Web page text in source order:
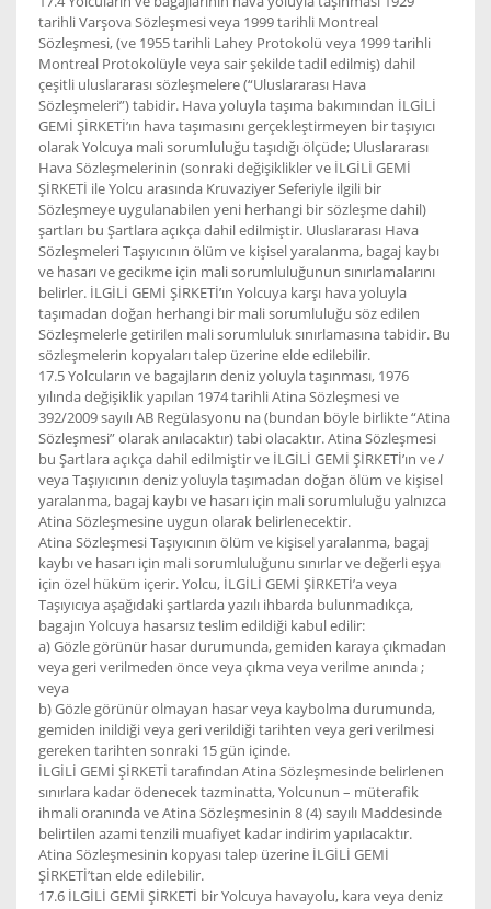
tarihli Varşova Sözleşmesi veya 1999 tarihli Montreal
Sözleşmesi, (ve 1955 tarihli Lahey Protokolü veya 1999 tarihli
Montreal Protokolüyle veya sair şekilde tadil edilmiş) dahil
çeşitli uluslararası sözleşmelere (“Uluslararası Hava
Sözleşmeleri”) tabidir. Hava yoluyla taşıma bakımından İLGİLİ
GEMİ ŞİRKETİ’ın hava taşımasını gerçekleştirmeyen bir taşıyıcı
olarak Yolcuya mali sorumluluğu taşıdığı ölçüde; Uluslararası
Hava Sözleşmelerinin (sonraki değişiklikler ve İLGİLİ GEMİ
ŞİRKETİ ile Yolcu arasında Kruvaziyer Seferiyle ilgili bir
Sözleşmeye uygulanabilen yeni herhangi bir sözleşme dahil)
şartları bu Şartlara açıkça dahil edilmiştir. Uluslararası Hava
Sözleşmeleri Taşıyıcının ölüm ve kişisel yaralanma, bagaj kaybı
ve hasarı ve gecikme için mali sorumluluğunun sınırlamalarını
belirler. İLGİLİ GEMİ ŞİRKETİ’ın Yolcuya karşı hava yoluyla
taşımadan doğan herhangi bir mali sorumluluğu söz edilen
Sözleşmelerle getirilen mali sorumluluk sınırlamasına tabidir. Bu
sözleşmelerin kopyaları talep üzerine elde edilebilir.
17.5 Yolcuların ve bagajların deniz yoluyla taşınması, 1976
yılında değişiklik yapılan 1974 tarihli Atina Sözleşmesi ve
392/2009 sayılı AB Regülasyonu na (bundan böyle birlikte “Atina
Sözleşmesi” olarak anılacaktır) tabi olacaktır. Atina Sözleşmesi
bu Şartlara açıkça dahil edilmiştir ve İLGİLİ GEMİ ŞİRKETİ’ın ve /
veya Taşıyıcının deniz yoluyla taşımadan doğan ölüm ve kişisel
yaralanma, bagaj kaybı ve hasarı için mali sorumluluğu yalnızca
Atina Sözleşmesine uygun olarak belirlenecektir.
Atina Sözleşmesi Taşıyıcının ölüm ve kişisel yaralanma, bagaj
kaybı ve hasarı için mali sorumluluğunu sınırlar ve değerli eşya
için özel hüküm içerir. Yolcu, İLGİLİ GEMİ ŞİRKETİ’a veya
Taşıyıcıya aşağıdaki şartlarda yazılı ihbarda bulunmadıkça,
bagajın Yolcuya hasarsız teslim edildiği kabul edilir:
a) Gözle görünür hasar durumunda, gemiden karaya çıkmadan
veya geri verilmeden önce veya çıkma veya verilme anında ;
veya
b) Gözle görünür olmayan hasar veya kaybolma durumunda,
gemiden inildiği veya geri verildiği tarihten veya geri verilmesi
gereken tarihten sonraki 15 gün içinde.
İLGİLİ GEMİ ŞİRKETİ tarafından Atina Sözleşmesinde belirlenen
sınırlara kadar ödenecek tazminatta, Yolcunun – müterafik
ihmali oranında ve Atina Sözleşmesinin 8 (4) sayılı Maddesinde
belirtilen azami tenzili muafiyet kadar indirim yapılacaktır.
Atina Sözleşmesinin kopyası talep üzerine İLGİLİ GEMİ
ŞİRKETİ’tan elde edilebilir.
17.6 İLGİLİ GEMİ ŞİRKETİ bir Yolcuya havayolu, kara veya deniz